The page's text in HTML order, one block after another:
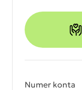
Numer konta